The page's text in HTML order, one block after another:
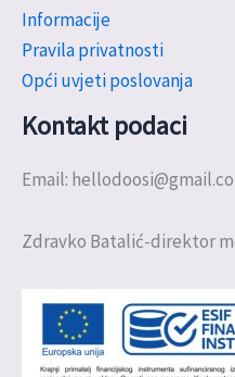
Informacije
Pravila privatnosti
Opći uvjeti poslovanja
Kontakt podaci
Email:
Zdravko Batalić-direktor